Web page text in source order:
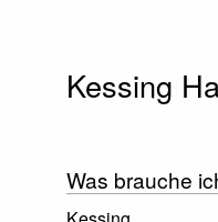
Kessing
Was brauche